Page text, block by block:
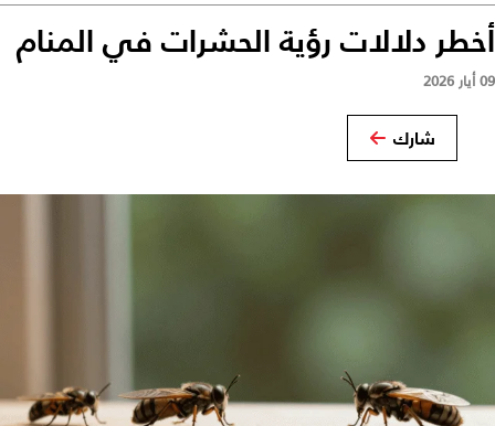
أخطر دلالات رؤية الحشرات في المنام
09 أيار 2026
شارك